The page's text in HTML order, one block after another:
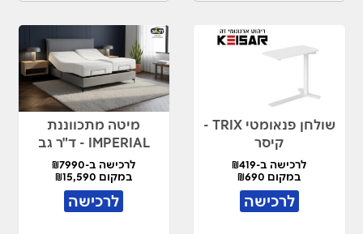
שולחן פנאומטי TRIX -
קיסר
לרכישה ב-₪419
במקום ₪690
לרכישה
מיטה מתכווננת
IMPERIAL - ד"ר גב
לרכישה ב-₪7990
במקום ₪15,590
לרכישה